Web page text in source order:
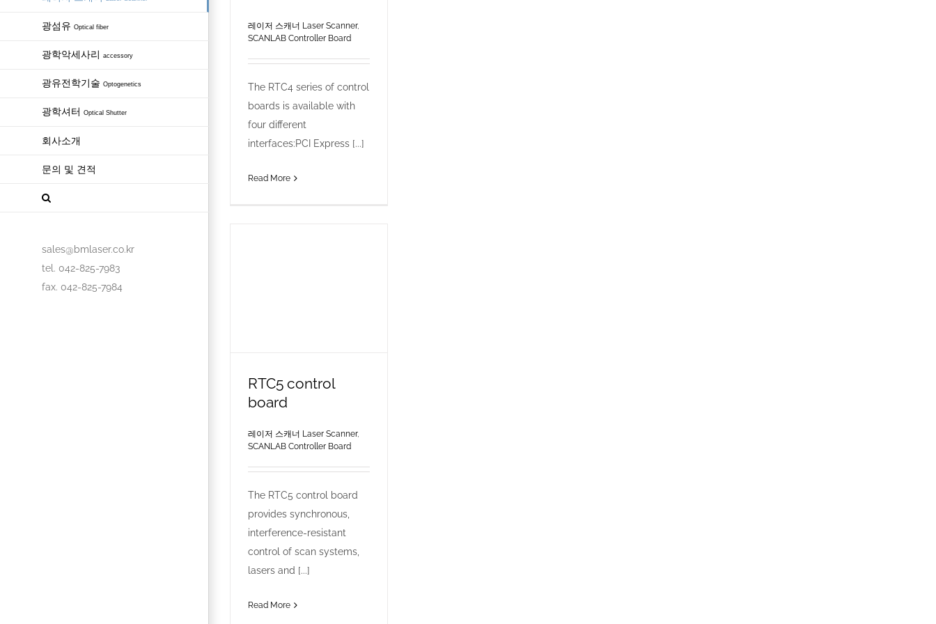
광섬유 Optical fiber
광학악세사리 accessory
광유전학기술 Optogenetics
광학셔터 Optical Shutter
회사소개
문의 및 견적
sales@bmlaser.co.kr
tel. 042-825-7983
fax. 042-825-7984
레이저 스캐너 Laser Scanner,
SCANLAB Controller Board
The RTC4 series of control
boards is available with
four different
interfaces:PCI Express [...]
Read More
RTC5 control
board
레이저 스캐너 Laser Scanner,
SCANLAB Controller Board
The RTC5 control board
provides synchronous,
interference-resistant
control of scan systems,
lasers and [...]
Read More